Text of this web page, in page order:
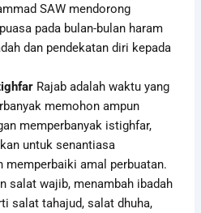
SAW mendorong
pada bulan-bulan haram
dan pendekatan diri kepada
Rajab adalah waktu yang
memohon ampun
memperbanyak istighfar,
untuk senantiasa
memperbaiki amal perbuatan.
salat wajib, menambah ibadah
salat tahajud, salat dhuha,